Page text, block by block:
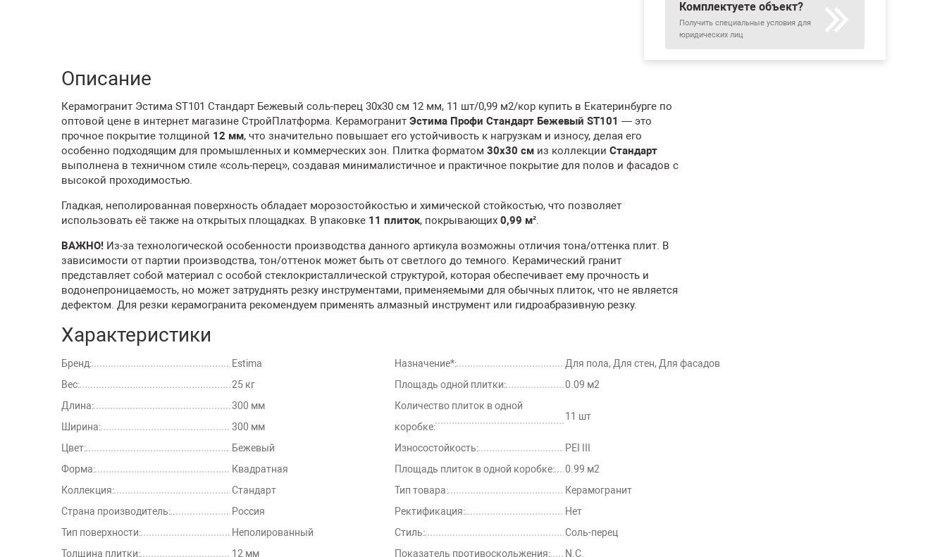
Комплектуете объект?
Получить специальные условия для
юридических лиц
Описание
Керамогранит Эстима ST101 Стандарт Бежевый соль-перец 30x30 см 12 мм, 11 шт/0,99 м2/кор купить в Екатеринбурге по
оптовой цене в интернет магазине СтройПлатформа. Керамогранит Эстима Профи Стандарт Бежевый ST101 — это
прочное покрытие толщиной 12 мм, что значительно повышает его устойчивость к нагрузкам и износу, делая его
особенно подходящим для промышленных и коммерческих зон. Плитка форматом 30x30 см из коллекции Стандарт
выполнена в техничном стиле «соль-перец», создавая минималистичное и практичное покрытие для полов и фасадов с
высокой проходимостью.
Гладкая, неполированная поверхность обладает морозостойкостью и химической стойкостью, что позволяет
использовать её также на открытых площадках. В упаковке 11 плиток, покрывающих 0,99 м²
ВАЖНО! Из-за технологической особенности производства данного артикула возможны отличия тона/оттенка плит. В
зависимости от партии производства, тон/оттенок может быть от светлого до темного. Керамический гранит
представляет собой материал с особой стеклокристаллической структурой, которая обеспечивает ему прочность и
водонепроницаемость, но может затруднять резку инструментами, применяемыми для обычных плиток, что не является
дефектом. Для резки керамогранита рекомендуем применять алмазный инструмент или гидроабразивную резку.
Характеристики
Бренд:
Estima
Вес:
25 кг
Длина:
300 мм
Ширина:
300 мм
Цвет:
Бежевый
Форма:
Квадратная
Коллекция:
Стандарт
Страна производитель:
Россия
Тип поверхности:
Неполированный
Толщина плитки:
12 мм
Назначение*:
Для пола, Для стен, Для фасадов
Площадь одной плитки:
0.09 м2
Количество плиток в одной
коробке:
11 шт
Износостойкость:
PEI III
Площадь плиток в одной коробке:
0.99 м2
Тип товара:
Керамогранит
Ректификация:
Нет
Стиль:
Соль-перец
Показатель противоскольжения:
N.C.